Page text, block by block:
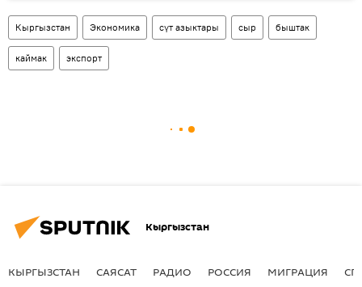
Кыргызстан Экономика сүт азыктары сыр быштак
каймак экспорт
Кыргызстан
КЫРГЫЗСТАН САЯСАТ РАДИО РОССИЯ МИГРАЦИЯ